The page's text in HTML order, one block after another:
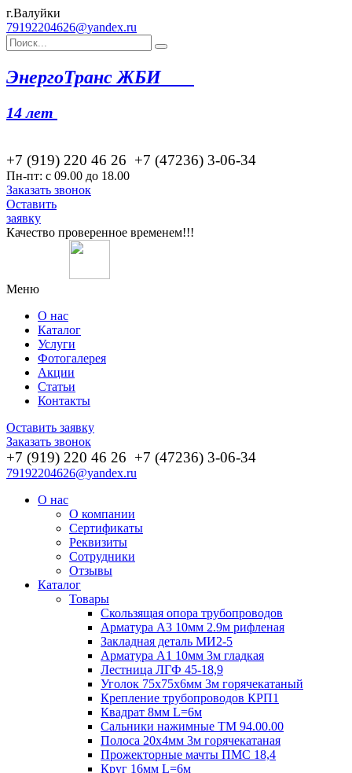
г.Валуйки
79192204626@yandex.ru
ЭнергоТранс ЖБИ
14 лет
+7 (919) 220 46 26 +7 (47236) 3-06-34
Пн-пт: с 09.00 до 18.00
Заказать звонок
Оставить
заявку
Качество проверенное временем!!!
Меню
О нас
Каталог
Услуги
Фотогалерея
Акции
Статьи
Контакты
Оставить заявку
Заказать звонок
+7 (919) 220 46 26 +7 (47236) 3-06-34
79192204626@yandex.ru
О нас
О компании
Сертификаты
Реквизиты
Сотрудники
Отзывы
Каталог
Товары
Скользящая опора трубопроводов
Арматура А3 10мм 2.9м рифленая
Закладная деталь МИ2-5
Арматура А1 10мм 3м гладкая
Лестница ЛГФ 45-18,9
Уголок 75х75х6мм 3м горячекатаный
Крепление трубопроводов КРП1
Квадрат 8мм L=6м
Сальники нажимные ТМ 94.00.00
Полоса 20х4мм 3м горячекатаная
Прожекторные мачты ПМС 18,4
Круг 16мм L=6м